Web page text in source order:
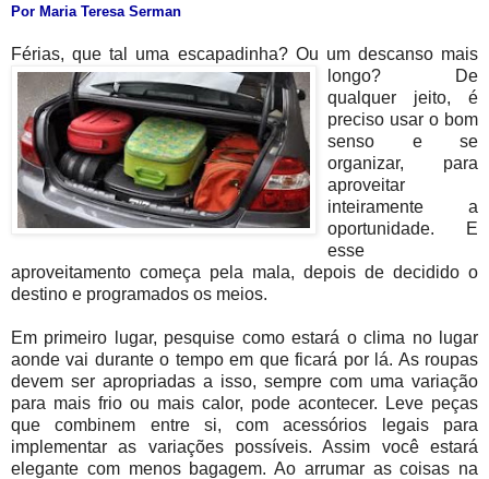
Por Maria Teresa Serman
Férias, que tal uma escapadinha? Ou um descanso mais
longo? De
qualquer jeito, é
preciso usar o bom
senso e se
organizar, para
aproveitar
inteiramente a
oportunidade. E
esse
aproveitamento começa pela mala, depois de decidido o
destino e programados os meios.
Em primeiro lugar, pesquise como estará o clima no lugar
aonde vai durante o tempo em que ficará por lá. As roupas
devem ser apropriadas a isso, sempre com uma variação
para mais frio ou mais calor, pode acontecer. Leve peças
que combinem entre si, com acessórios legais para
implementar as variações possíveis. Assim você estará
elegante com menos bagagem. Ao arrumar as coisas na